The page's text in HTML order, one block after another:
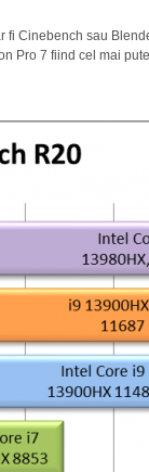
Cinebench sau
Pro 7 fiind cel mai